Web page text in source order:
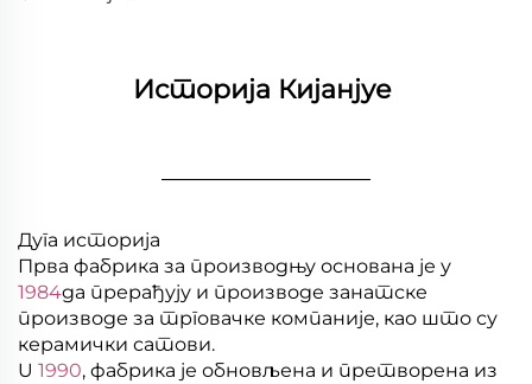
Историја Кијанјуе
Дуга историја
Прва фабрика за производњу основана је у
1984да прерађују и производе занатске
производе за трговачке компаније, као што су
керамички сатови.
U 1990, фабрика је обновљена и претворена из